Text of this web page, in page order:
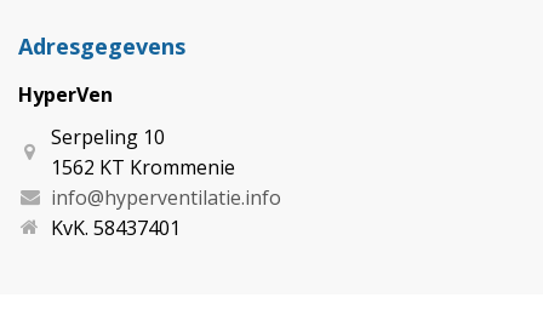
Adresgegevens
HyperVen
Serpeling 10
1562 KT Krommenie
info@hyperventilatie.info
KvK. 58437401